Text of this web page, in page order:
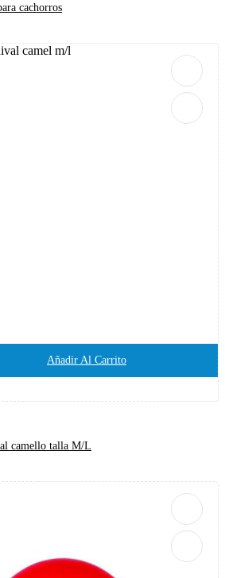
cachorros
Añadir Al Carrito
camello talla M/L